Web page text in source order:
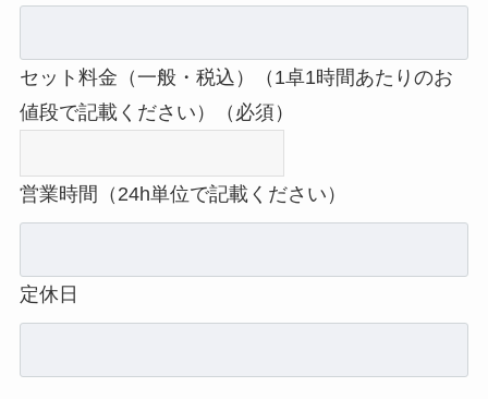
セット料金（一般・税込）（1卓1時間あたりのお
値段で記載ください）（必須）
営業時間（24h単位で記載ください）
定休日